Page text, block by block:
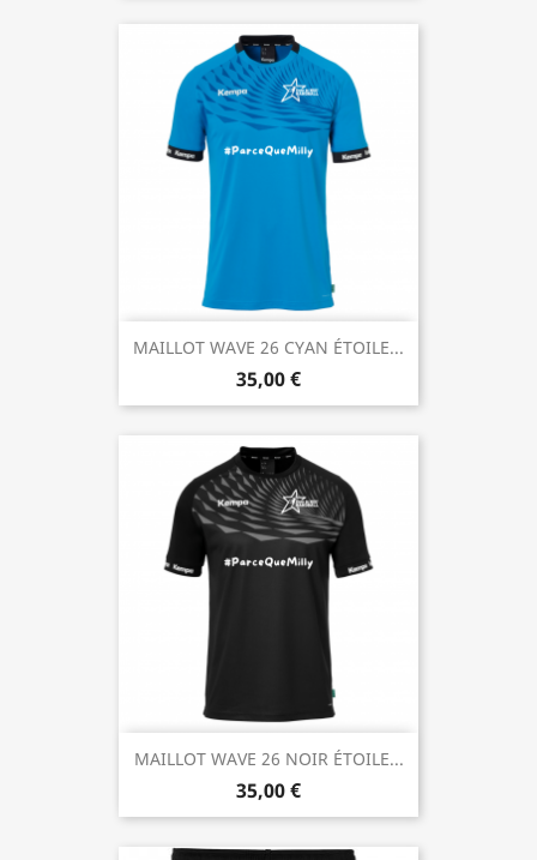
MAILLOT WAVE 26 CYAN ÉTOILE...
35,00 €
MAILLOT WAVE 26 NOIR ÉTOILE...
35,00 €